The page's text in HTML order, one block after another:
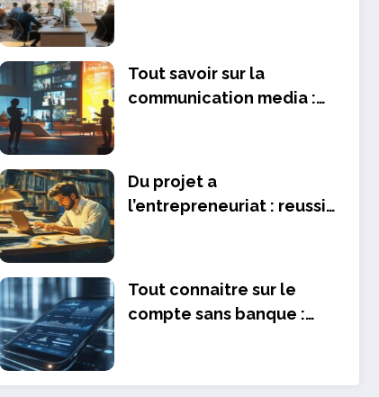
Tout savoir sur la
communication media :
promouvoir votre club
Du projet a
l’entrepreneuriat : reussir
Tout connaitre sur le
compte sans banque :
2024